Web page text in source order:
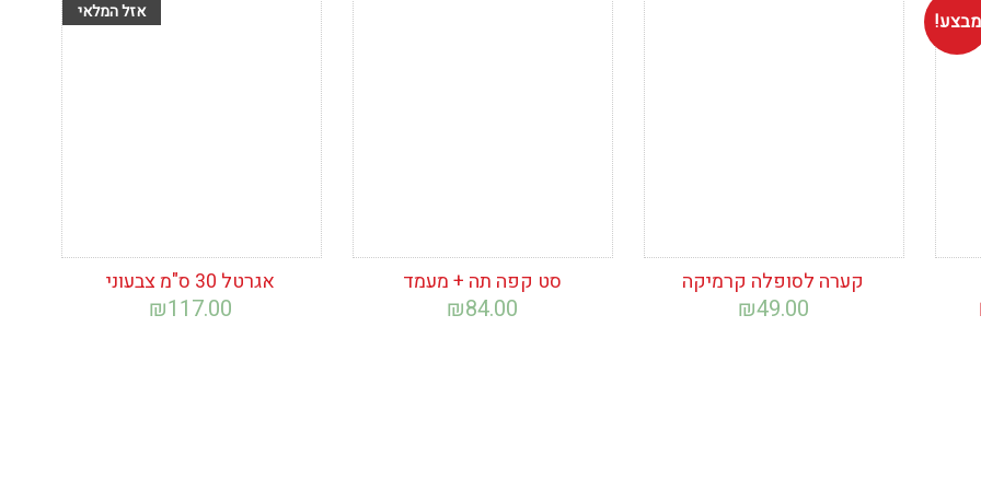
מבצע!
קערה לסופלה קרמיקה
₪49.00
סט קפה תה + מעמד
₪84.00
אגרטל 30 ס"מ צבעוני
₪117.00